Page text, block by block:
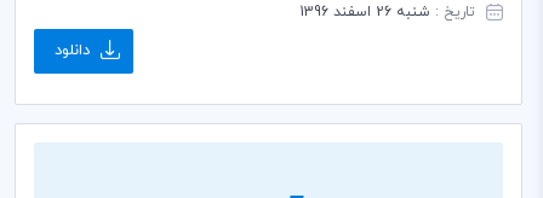
تاریخ : شنبه 26 اسفند 1396
دانلود